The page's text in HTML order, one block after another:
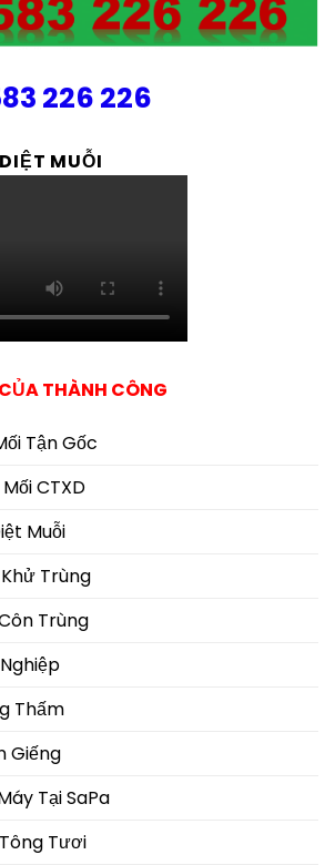
226 226
MUỖI
THÀNH CÔNG
Tận Gốc
CTXD
Muỗi
Trùng
Trùng
Thấm
Giếng
Tại SaPa
Tươi